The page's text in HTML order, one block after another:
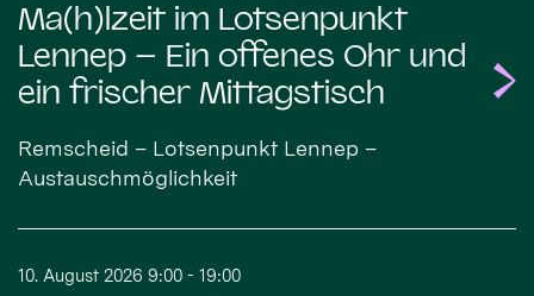
Ma(h)lzeit im Lotsenpunkt
Lennep – Ein offenes Ohr und
ein frischer Mittagstisch
Remscheid – Lotsenpunkt Lennep –
Austauschmöglichkeit
10. August 2026 9:00 - 19:00